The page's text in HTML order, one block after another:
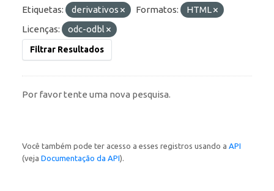
Etiquetas: derivativos Formatos:
HTML
Licenças:
odc-odbl
Filtrar Resultados
Por favor tente uma nova pesquisa.
Você também pode ter acesso a esses registros usando a API
(veja Documentação da API).